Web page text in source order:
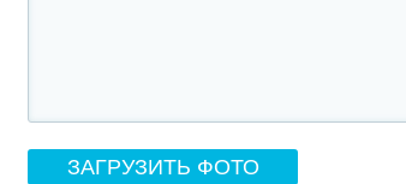
ЗАГРУЗИТЬ ФОТО